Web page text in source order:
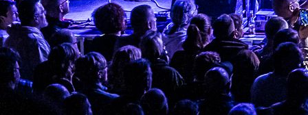
Album: Five Feet Higher